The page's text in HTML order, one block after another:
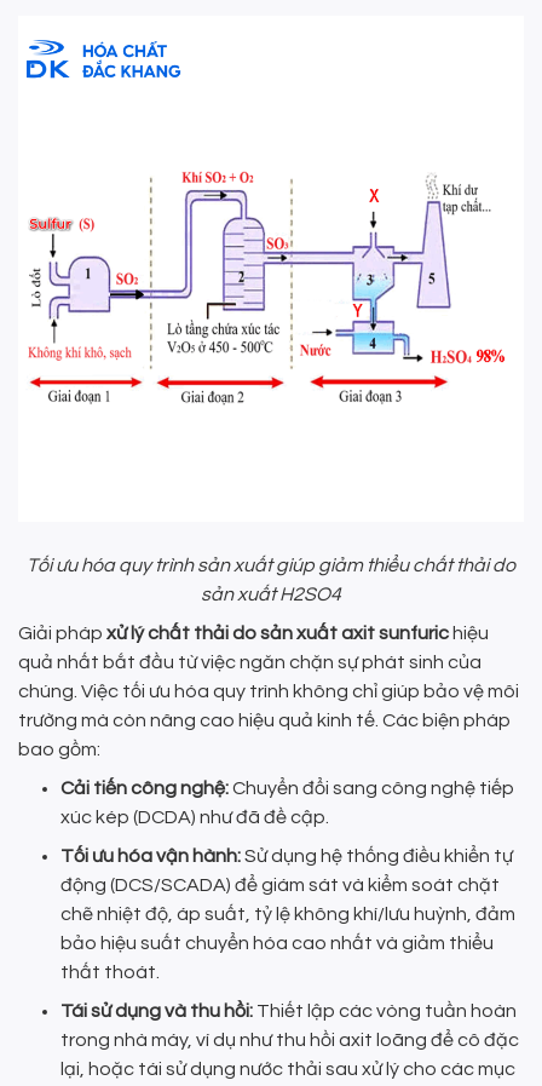
Tối ưu hóa quy trình sản xuất giúp giảm thiểu chất thải do
sản xuất H2SO4
Giải pháp xử lý chất thải do sản xuất axit sunfuric hiệu
quả nhất bắt đầu từ việc ngăn chặn sự phát sinh của
chúng. Việc tối ưu hóa quy trình không chỉ giúp bảo vệ môi
trường mà còn nâng cao hiệu quả kinh tế. Các biện pháp
bao gồm:
Cải tiến công nghệ:Chuyển đổi sang công nghệ tiếp
xúc kép (DCDA) như đã đề cập.
Tối ưu hóa vận hành:Sử dụng hệ thống điều khiển tự
động (DCS/SCADA) để giám sát và kiểm soát chặt
chẽ nhiệt độ, áp suất, tỷ lệ không khí/lưu huỳnh, đảm
bảo hiệu suất chuyển hóa cao nhất và giảm thiểu
thất thoát.
Tái sử dụng và thu hồi: Thiết lập các vòng tuần hoàn
trong nhà máy, ví dụ như thu hồi axit loãng để cô đặc
lại, hoặc tái sử dụng nước thải sau xử lý cho các mục